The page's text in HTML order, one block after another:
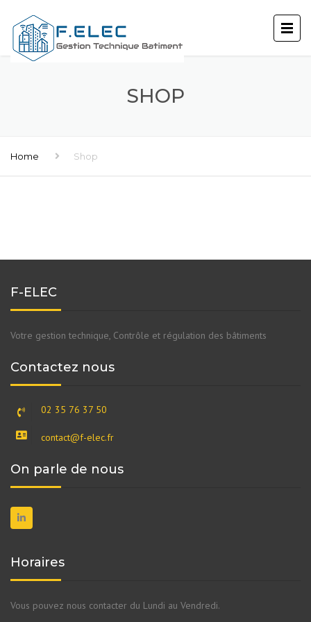
SHOP
Home Shop
F-ELEC
Votre gestion technique, Contrôle et régulation des bâtiments
Contactez nous
02 35 76 37 50
contact@f-elec.fr
On parle de nous
Horaires
Vous pouvez nous contacter du Lundi au Vendredi.